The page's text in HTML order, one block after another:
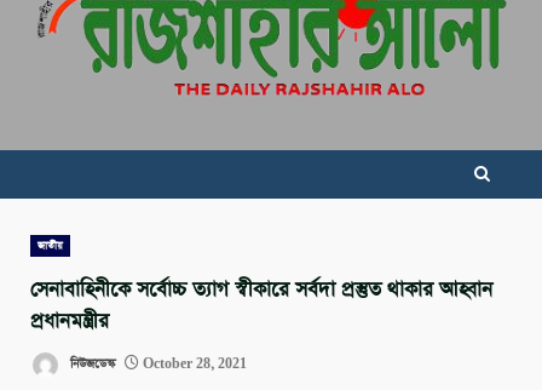
জাতীয়
সেনাবাহিনীকে সর্বোচ্চ ত্যাগ স্বীকারে সর্বদা প্রস্তুত থাকার আহ্বান
প্রধানমন্ত্রীর
নিউজডেস্ক October 28, 2021